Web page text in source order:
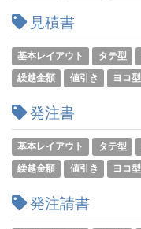
見積書
基本レイアウト タテ型
繰越金額
値引き ヨコ型
発注書
基本レイアウト タテ型
繰越金額
値引き ヨコ型
発注請書